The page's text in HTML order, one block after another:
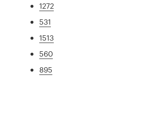
1272
531
1513
560
895